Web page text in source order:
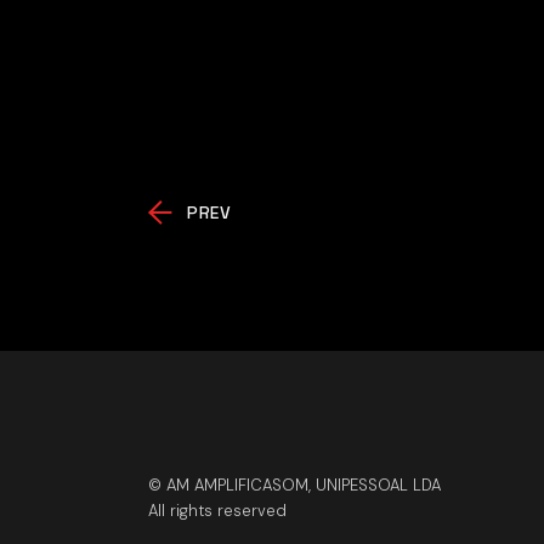
PREV
© AM AMPLIFICASOM, UNIPESSOAL LDA
All rights reserved